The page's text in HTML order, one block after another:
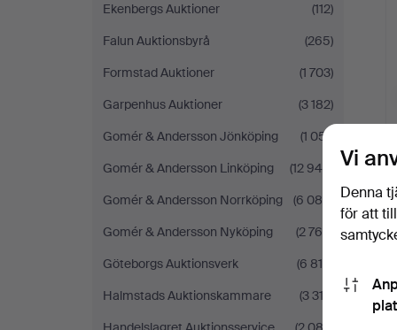
Ekenbergs Auktioner
(112)
Falun Auktionsbyrå
(265)
Formstad Auktioner
(1 703)
Garpenhus Auktioner
(3 182)
Gomér & Andersson Jönköping
(1 051)
Gomér & Andersson Linköping
(12 944)
Gomér & Andersson Norrköping
(6 085)
Gomér & Andersson Nyköping
(2 766)
Göteborgs Auktionsverk
(6 818)
Halmstads Auktionskammare
(3 312)
Vi
Denna
för att